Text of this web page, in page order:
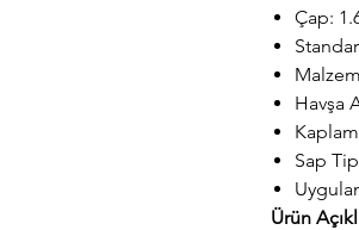
Çap:
Havşa
Sap
Ürün